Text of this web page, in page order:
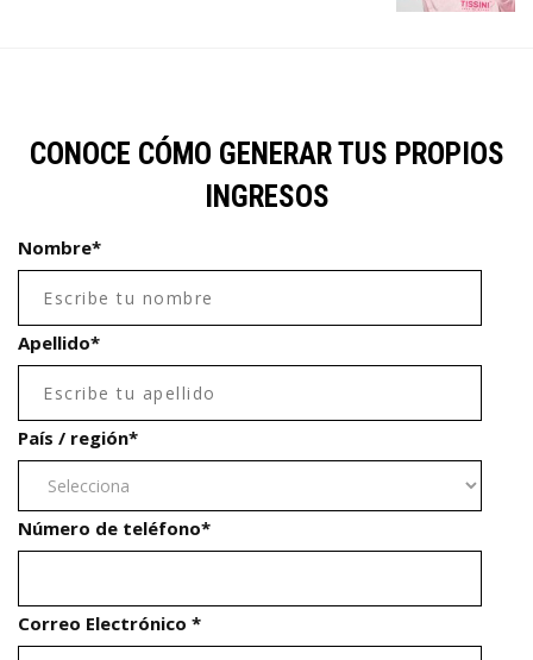
CONOCE CÓMO GENERAR TUS PROPIOS
INGRESOS
Nombre*
Apellido*
País / región*
Número de teléfono*
Correo Electrónico *